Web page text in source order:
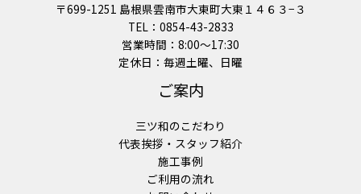
〒699-1251 島根県雲南市大東町大東１４６３−３
TEL：0854-43-2833
営業時間：8:00〜17:30
定休日：毎週土曜、日曜
ご案内
三ツ和のこだわり
代表挨拶・スタッフ紹介
施工事例
ご利用の流れ